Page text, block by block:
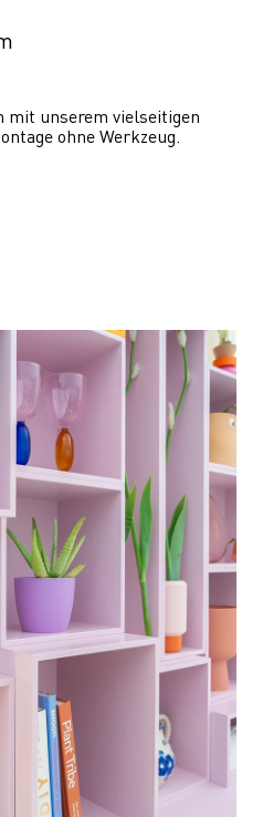
mit unserem vielseitigen
ohne Werkzeug.